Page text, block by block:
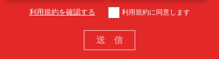
利用規約を確認する 利用規約に同意します